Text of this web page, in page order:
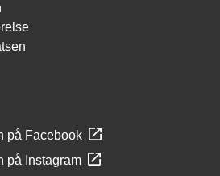
på Facebook
på Instagram